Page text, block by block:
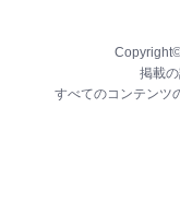
掲載
すべてのコンテンツ